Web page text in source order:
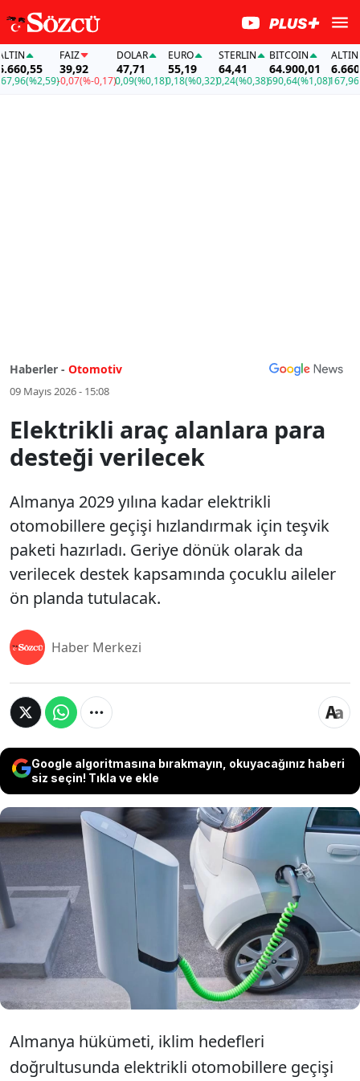
(%2,59)
FAİZ
39,92
-0,07(%-0,17)
DOLAR
47,71
0,09(%0,18)
EURO
55,19
0,18(%0,32)
STERLIN
64,41
0,24(%0,38)
BITCOIN
64.900,01
690,64(%1,08)
ALTIN
167,96
Haberler - Otomotiv
09 Mayıs 2026 - 15:08
Elektrikli araç alanlara para
desteği verilecek
Almanya 2029 yılına kadar elektrikli
otomobillere geçişi hızlandırmak için teşvik
paketi hazırladı. Geriye dönük olarak da
verilecek destek kapsamında çocuklu aileler
ön planda tutulacak.
Haber Merkezi
Google algoritmasına bırakmayın, okuyacağınız haberi
siz seçin! Tıkla ve ekle
Almanya 2029 yılına kadar elektrikli
otomobillere geçişi hızlandırmak için teşvik
paketi hazırladı. Geriye dönük olarak da
verilecek destek kapsamında çocuklu aileler
ön planda tutulacak.
Almanya hükümeti, iklim hedefleri
doğrultusunda elektrikli otomobillere geçişi